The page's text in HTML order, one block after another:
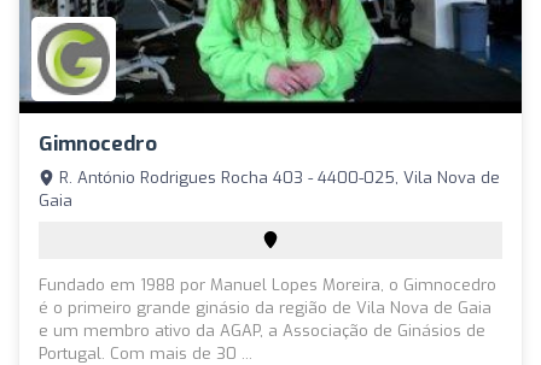
Gimnocedro
R. António Rodrigues Rocha 403 - 4400-025, Vila Nova de
Gaia
Fundado em 1988 por Manuel Lopes Moreira, o Gimnocedro
é o primeiro grande ginásio da região de Vila Nova de Gaia
e um membro ativo da AGAP, a Associação de Ginásios de
Portugal. Com mais de 30 ...